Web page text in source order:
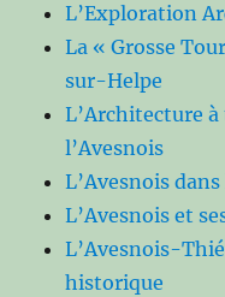
L’Exploration
La « Grosse
sur-Helpe
L’Architecture
l’Avesnois
L’Avesnois
L’Avesnois et
L’Avesnois-
historique